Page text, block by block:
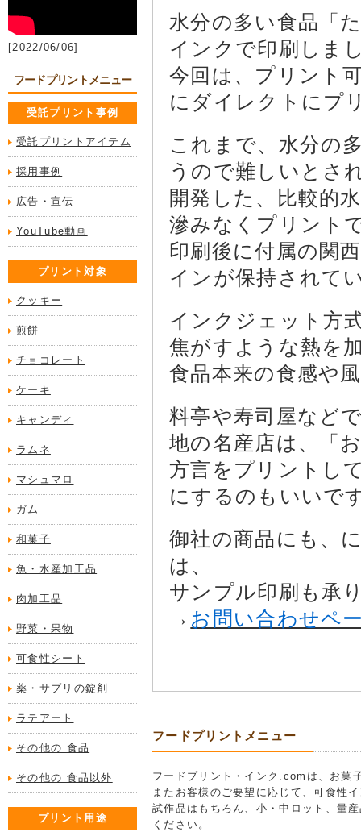
[2022/06/06]
フードプリントメニュー
受託プリント事例
受託プリントアイテム
採用事例
広告・宣伝
YouTube動画
プリント対象
クッキー
煎餅
チョコレート
ケーキ
キャンディ
ラムネ
マシュマロ
ガム
和菓子
魚・水産加工品
肉加工品
野菜・果物
可食性シート
薬・サプリの錠剤
ラテアート
その他の 食品
その他の 食品以外
プリント用途
水分の多い食品「
インクで印刷しま
今回は、プリント
にダイレクトにプ
これまで、水分の
うので難しいとさ
開発した、比較的
滲みなくプリント
印刷後に付属の関
インが保持されて
インクジェット方
焦がすような熱を
食品本来の食感や
料亭や寿司屋など
地の名産店は、「
方言をプリントし
にするのもいいで
御社の商品にも、
は、
サンプル印刷も承
→ お問い合わせペ
フードプリントメニュー
フードプリント・インク.comは、お菓
またお客様のご要望に応じて、可食性
試作品はもちろん、小・中ロット、量
ください。